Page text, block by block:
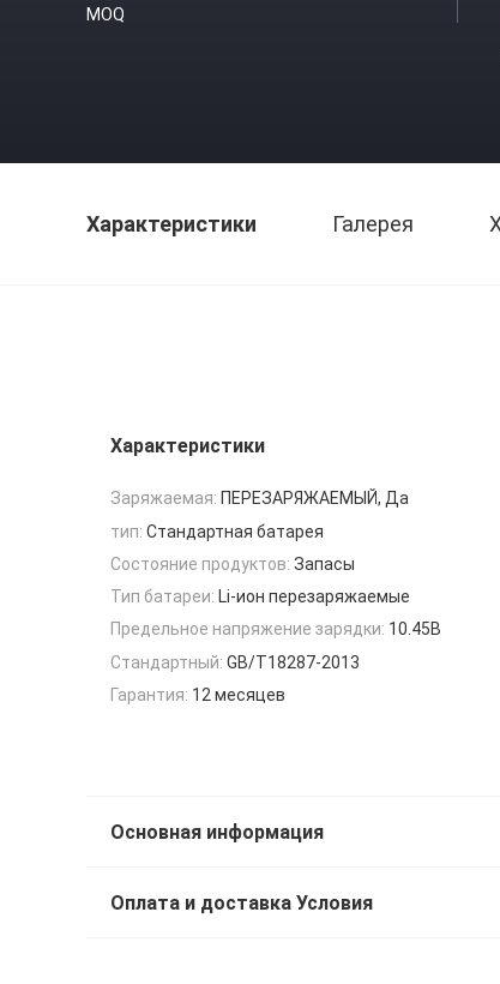
MOQ
Характеристики Галерея
Характеристики
Заряжаемая: ПЕРЕЗАРЯЖАЕМЫЙ, Да
тип: Стандартная батарея
Состояние продуктов: Запасы
Тип батареи: Li-ион перезаряжаемые
Предельное напряжение зарядки: 10.45В
Стандартный: GB/T18287-2013
Гарантия: 12 месяцев
Основная информация
Оплата и доставка Условия